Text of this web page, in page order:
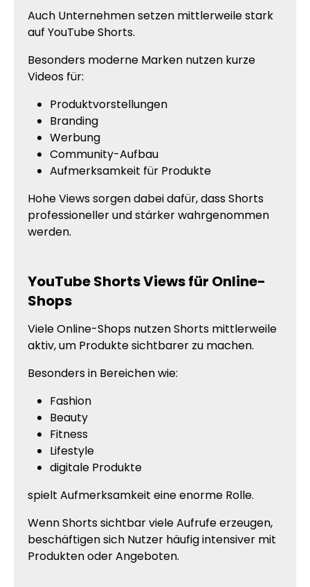
Auch Unternehmen setzen mittlerweile stark
auf YouTube Shorts.
Besonders moderne Marken nutzen kurze
Videos für:
Produktvorstellungen
Branding
Werbung
Community-Aufbau
Aufmerksamkeit für Produkte
Hohe Views sorgen dabei dafür, dass Shorts
professioneller und stärker wahrgenommen
werden.
YouTube Shorts Views für Online-
Shops
Viele Online-Shops nutzen Shorts mittlerweile
aktiv, um Produkte sichtbarer zu machen.
Besonders in Bereichen wie:
Fashion
Beauty
Fitness
Lifestyle
digitale Produkte
spielt Aufmerksamkeit eine enorme Rolle.
Wenn Shorts sichtbar viele Aufrufe erzeugen,
beschäftigen sich Nutzer häufig intensiver mit
Produkten oder Angeboten.